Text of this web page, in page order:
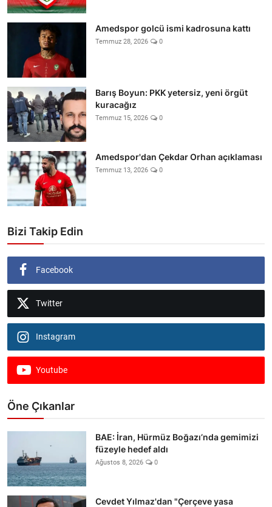
Amedspor golcü ismi kadrosuna kattı
Temmuz 28, 2026 0
Barış Boyun: PKK yetersiz, yeni örgüt
kuracağız
Temmuz 15, 2026 0
Amedspor'dan Çekdar Orhan açıklaması
Temmuz 13, 2026 0
Bizi Takip Edin
Facebook
Twitter
Instagram
Youtube
Öne Çıkanlar
BAE: İran, Hürmüz Boğazı’nda gemimizi
füzeyle hedef aldı
Ağustos 8, 2026 0
Cevdet Yılmaz'dan "Çerçeve yasa